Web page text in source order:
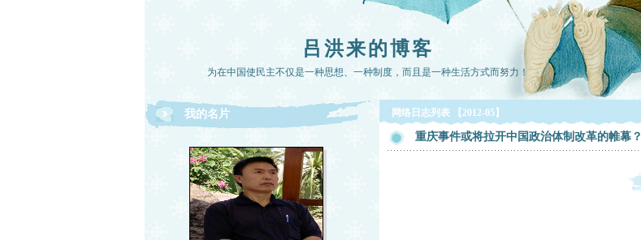
吕洪来的博客
为在中国使民主不仅是一种思想、一种制度，而且是一种生活方式而努力！
我的名片 网络日志列表 【2012-05】
重庆事件或将拉开中国政治体制改革的帷幕？